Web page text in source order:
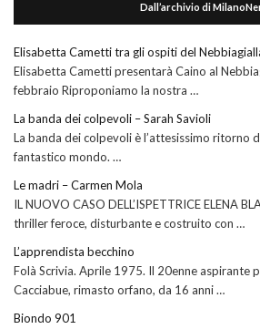
Dall’archivio di
Elisabetta Cametti tra gli ospiti del
Elisabetta Cametti presentarà Caino al
febbraio Riproponiamo la nostra …
La banda dei colpevoli – Sarah Savioli
La banda dei colpevoli è l’attesissimo ritorno
fantastico mondo. …
Le madri – Carmen Mola
IL NUOVO CASO DELL’ISPETTRICE ELENA
thriller feroce, disturbante e costruito con …
L’apprendista becchino
Folà Scrivia. Aprile 1975. Il 20enne aspirante
Cacciabue, rimasto orfano, da 16 anni …
Biondo 901